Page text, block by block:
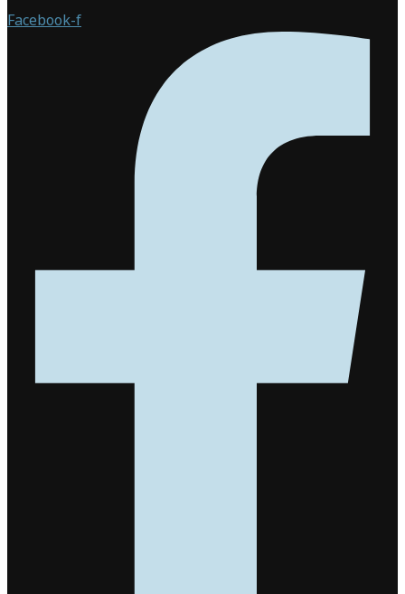
Facebook-f